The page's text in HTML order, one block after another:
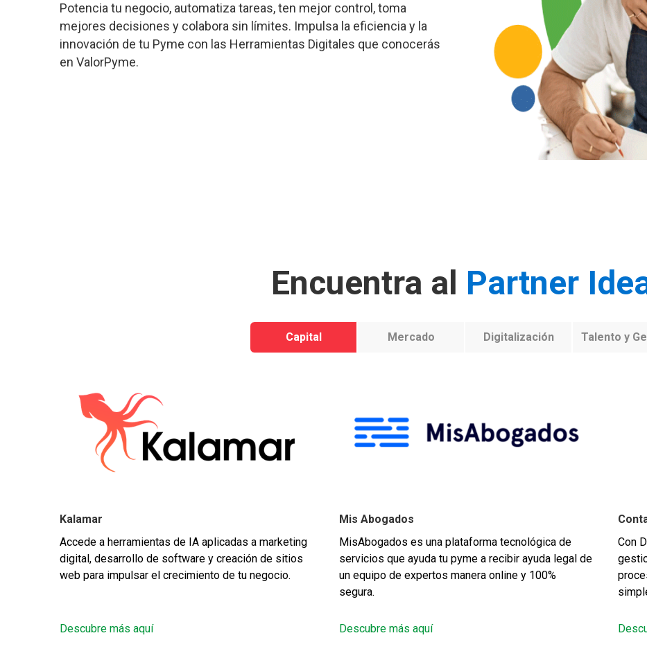
Potencia tu negocio, automatiza tareas, ten mejor control, toma
mejores decisiones y colabora sin límites. Impulsa la eficiencia y la
innovación de tu Pyme con las Herramientas Digitales que conocerás
en ValorPyme.
Encuentra al Partner
Capital Mercado Digitalización Talento y
Kalamar
Accede a herramientas de IA aplicadas a marketing
digital, desarrollo de software y creación de sitios
web para impulsar el crecimiento de tu negocio.
Descubre más aquí
Mis Abogados
MisAbogados es una plataforma tecnológica de
servicios que ayuda tu pyme a recibir ayuda legal de
un equipo de expertos manera online y 100%
segura.
Descubre más aquí
Con